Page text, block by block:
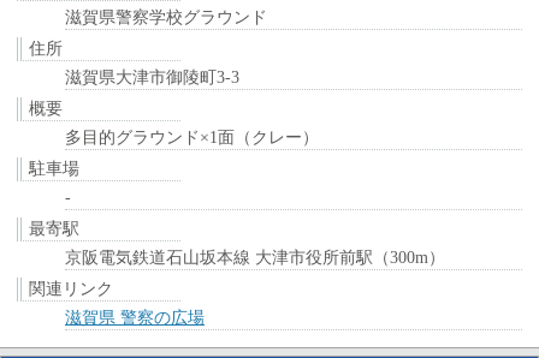
滋賀県警察学校グラウンド
住所
滋賀県大津市御陵町3-3
概要
多目的グラウンド×1面（クレー）
駐車場
-
最寄駅
京阪電気鉄道石山坂本線 大津市役所前駅（300m）
関連リンク
滋賀県 警察の広場